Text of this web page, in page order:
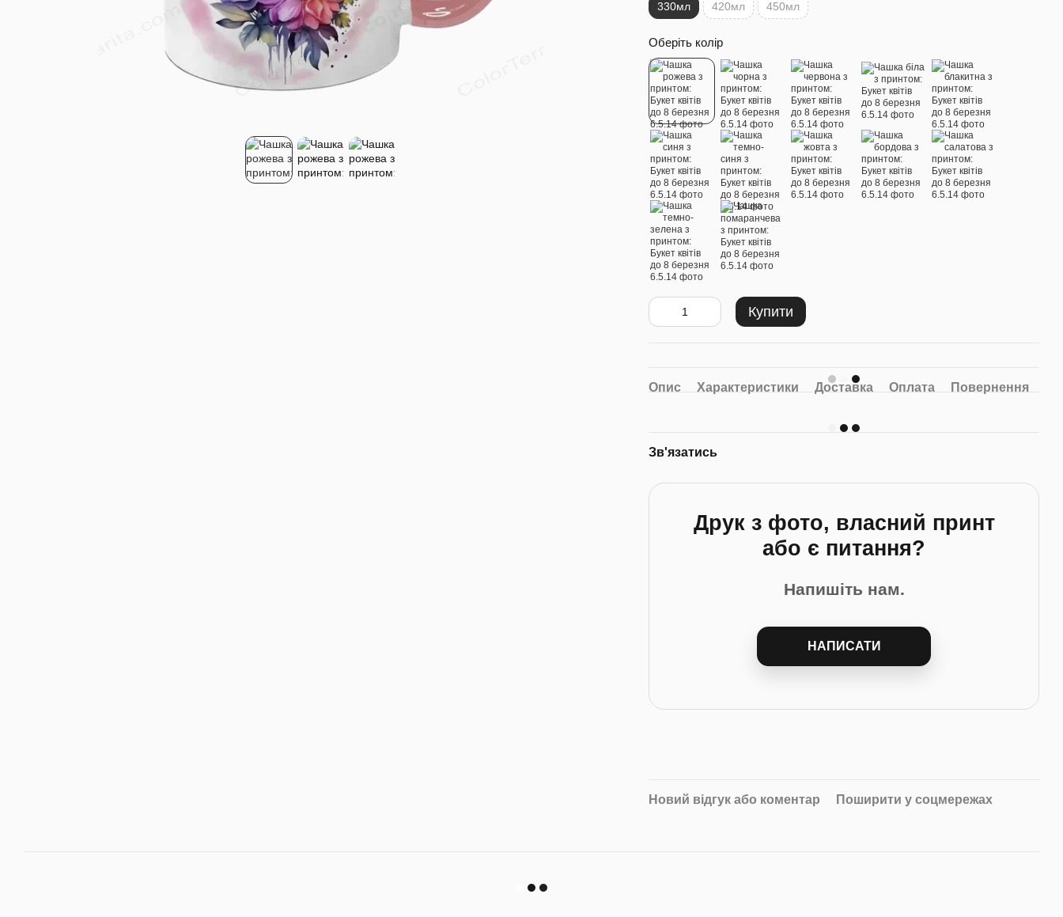
330мл 420мл 450мл
Оберіть колір
Купити
Опис Характеристики Доставка Оплата Повернення
Зв'язатись
Друк з фото, власний принт
або є питання?
Напишіть нам.
НАПИСАТИ
Новий відгук або коментар Поширити у соцмережах